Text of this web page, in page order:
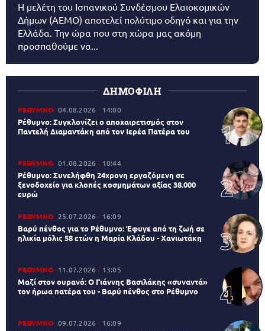
Η μελέτη του Ισπανικού Συνδέσμου Ελαιοκομικών
Δήμων (AEMO) αποτελεί πολύτιμο οδηγό και για την
Ελλάδα. Την ώρα που στη χώρα μας ακόμη
προσπαθούμε να...
ΔΗΜΟΦΙΛΗ
ΡΕΘΥΜΝΟ 04.08.2026 14:00
Ρέθυμνο: Συγκλονίζει ο αποχαιρετισμός στον
Παντελή Διαμαντάκη από τον Ιερέα Πατέρα του
ΡΕΘΥΜΝΟ 01.08.2026 10:44
Ρέθυμνο: Συνελήφθη 24χρονη εργαζόμενη σε
ξενοδοχείο για κλοπές κοσμημάτων αξίας 38.000
ευρώ
ΡΕΘΥΜΝΟ 25.07.2026 16:09
Βαρύ πένθος για το Ρέθυμνο: Έφυγε από τη ζωή σε
ηλικία μόλις 58 ετών η Μαρία Κλάδου - Χανιωτάκη
ΡΕΘΥΜΝΟ 11.07.2026 13:05
Μαζί στον ουρανό: Ο Γιάννης Βασιλάκης «συναντά»
τον ήρωα πατέρα του - Βαρύ πένθος στο Ρέθυμνο
ΡΕΘΥΜΝΟ 09.07.2026 16:09